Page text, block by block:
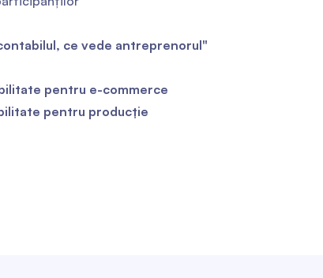
ce vede antreprenorul"
pentru e-commerce
pentru producție